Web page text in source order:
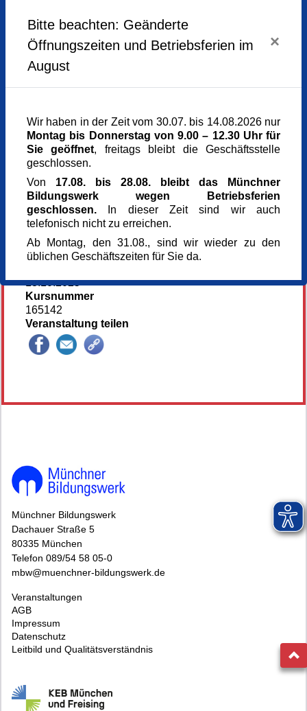
Pastellkreiden, Malspachtel (Japanspachtel,
Silikonspachtel), Pinsel, Mallappen oder
Küchenrolle.
Link zum Youtube-Kanal des Künstlers
und hier noch ein weiteres passend zum Thema...
Anmeldung
möglich
Veranstaltungsort
Kunst im Turm - St. Clemens
Arnulfstr. 166
80634 München
München
Kursgebühr
78 €
Referent_in
Gerhard Marquard
Künstler
13.10.2025
Kursnummer
165142
Veranstaltung teilen
Münchner Bildungswerk
Dachauer Straße 5
80335 München
Telefon 089/54 58 05-0
mbw@muenchner-bildungswerk.de
Veranstaltungen
AGB
Impressum
Datenschutz
Leitbild und Qualitätsverständnis
Bitte beachten: Geänderte
Öffnungszeiten und Betriebsferien im
August
×
Wir haben in der Zeit vom 30.07. bis 14.08.2026 nur
Montag bis Donnerstag von 9.00 – 12.30 Uhr für
Sie geöffnet, freitags bleibt die Geschäftsstelle
geschlossen.
Von 17.08. bis 28.08. bleibt das Münchner
Bildungswerk wegen Betriebsferien
geschlossen. In dieser Zeit sind wir auch
telefonisch nicht zu erreichen.
Ab Montag, den 31.08., sind wir wieder zu den
üblichen Geschäftszeiten für Sie da.